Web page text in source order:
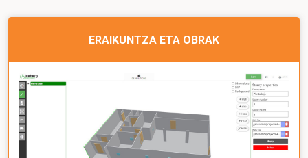
ERAIKUNTZA ETA OBRAK